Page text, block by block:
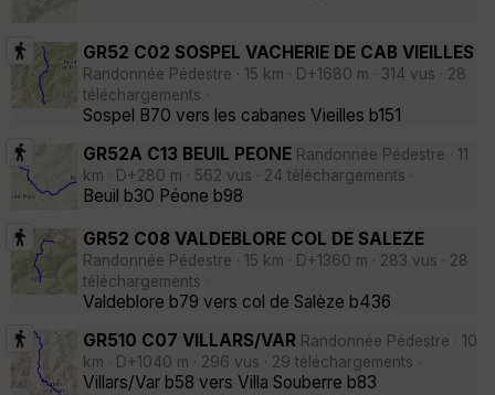
GR52 C02 SOSPEL VACHERIE DE CAB VIEILLES
Randonnée Pédestre · 15 km · D+1680 m · 314 vus · 28
téléchargements ·
Sospel B70 vers les cabanes Vieilles b151
GR52A C13 BEUIL PEONE Randonnée Pédestre · 11
km · D+280 m · 562 vus · 24 téléchargements ·
Beuil b30 Péone b98
GR52 C08 VALDEBLORE COL DE SALEZE
Randonnée Pédestre · 15 km · D+1360 m · 283 vus · 28
téléchargements ·
Valdeblore b79 vers col de Salèze b436
GR510 C07 VILLARS/VAR Randonnée Pédestre · 10
km · D+1040 m · 296 vus · 29 téléchargements ·
Villars/Var b58 vers Villa Souberre b83